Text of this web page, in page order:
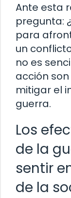
Ante esta
pregunta:
para
un
no es
acción
mitigar el
guerra.
Los
de la
sentir
de la